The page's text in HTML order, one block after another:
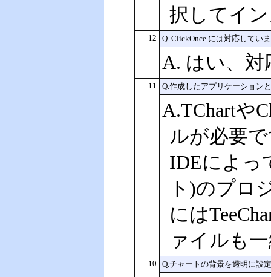
択してイ
12 Q. ClickOnce には対応してい
A. はい、
11 Q.作成したアプリケーション
A.TChartや
ルが必要
IDEによっ
ト)のプロ
には
ァイルも
10 Q.チャートの背景を透明に設